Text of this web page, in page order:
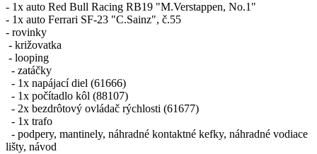
- 1x auto Red Bull Racing RB19 "M.Verstappen, No.1"
- 1x auto Ferrari SF-23 "C.Sainz", č.55
- rovinky
- križovatka
- looping
- zatáčky
- 1x napájací diel (61666)
- 1x počítadlo kôl (88107)
- 2x bezdrôtový ovládač rýchlosti (61677)
- 1x trafo
- podpery, mantinely, náhradné kontaktné kefky, náhradné vodiace
lišty, návod